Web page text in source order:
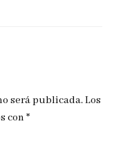
será publicada.Los
con *